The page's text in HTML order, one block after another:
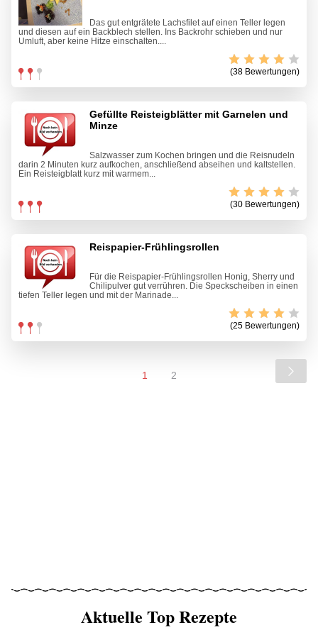
Das gut entgrätete Lachsfilet auf einen Teller legen
und diesen auf ein Backblech stellen. Ins Backrohr schieben und nur
Umluft, aber keine Hitze einschalten....
(38 Bewertungen)
Gefüllte Reisteigblätter mit Garnelen und
Minze
Salzwasser zum Kochen bringen und die Reisnudeln
darin 2 Minuten kurz aufkochen, anschließend abseihen und kaltstellen.
Ein Reisteigblatt kurz mit warmem...
(30 Bewertungen)
Reispapier-Frühlingsrollen
Für die Reispapier-Frühlingsrollen Honig, Sherry und
Chilipulver gut verrühren. Die Speckscheiben in einen
tiefen Teller legen und mit der Marinade...
(25 Bewertungen)
1 2
Aktuelle Top Rezepte